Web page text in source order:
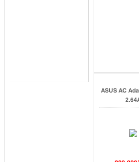
ASUS AC